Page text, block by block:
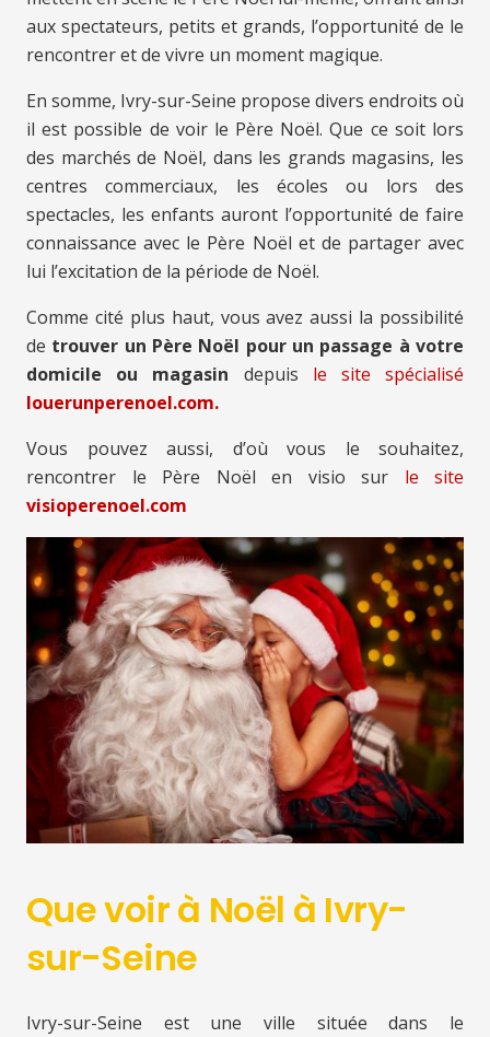
aux spectateurs, petits et grands, l’opportunité de le
rencontrer et de vivre un moment magique.
En somme, Ivry-sur-Seine propose divers endroits où
il est possible de voir le Père Noël. Que ce soit lors
des marchés de Noël, dans les grands magasins, les
centres commerciaux, les écoles ou lors des
spectacles, les enfants auront l’opportunité de faire
connaissance avec le Père Noël et de partager avec
lui l’excitation de la période de Noël.
Comme cité plus haut, vous avez aussi la possibilité
de trouver un Père Noël pour un passage à votre
domicile ou magasin depuis le site spécialisé
louerunperenoel.com.
Vous pouvez aussi, d’où vous le souhaitez,
rencontrer le Père Noël en visio sur le site
visioperenoel.com
Que voir à Noël à Ivry-
sur-Seine
Ivry-sur-Seine est une ville située dans le